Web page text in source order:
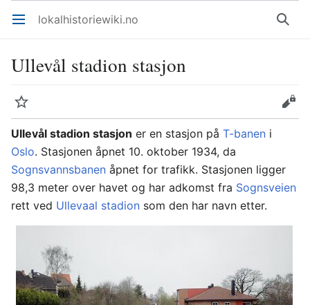
Åpne hovedmenyen lokalhistoriewiki.no Søk
Ullevål stadion stasjon
Overvåk
Rediger
Ullevål stadion stasjon er en stasjon på T-banen i
Oslo. Stasjonen åpnet 10. oktober 1934, da
Sognsvannsbanen åpnet for trafikk. Stasjonen ligger
98,3 meter over havet og har adkomst fra Sognsveien
rett ved Ullevaal stadion som den har navn etter.